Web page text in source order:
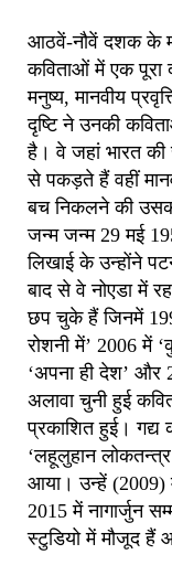
आठवें-नौवें दशक के
कविताओं में एक पूरा
मनुष्य, मानवीय
दृष्टि ने उनकी
है। वे जहां भारत की
से पकड़ते हैं वहीं
बच निकलने की
जन्म जन्म 29 मई
लिखाई के उन्होंने
बाद से वे नोएडा में
छप चुके हैं जिनमें
रोशनी में’ 2006 में
‘अपना ही देश’ और
अलावा चुनी हुई
प्रकाशित हुई। गद्य
‘लहूलुहान
आया। उन्हें (2009)
2015 में नागार्जुन
स्टुडियो में मौजूद